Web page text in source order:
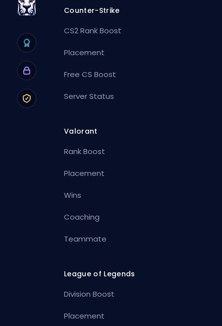
Counter-Strike
CS2 Rank Boost
Placement
Free CS Boost
Server Status
Valorant
Rank Boost
Placement
Wins
Coaching
Teammate
League of Legends
Division Boost
Placement